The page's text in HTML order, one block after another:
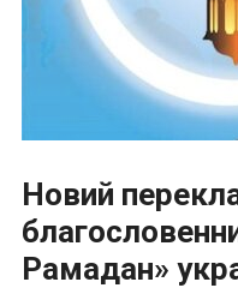
Новий
Рамадан»